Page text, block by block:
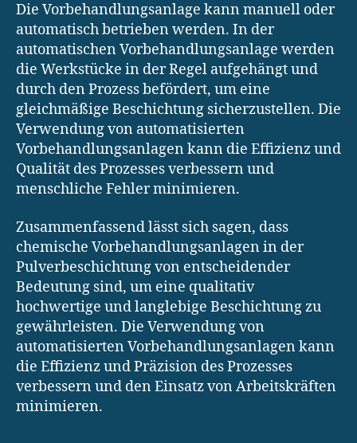
Die Vorbehandlungsanlage kann manuell oder
automatisch betrieben werden. In der
automatischen Vorbehandlungsanlage werden
die Werkstücke in der Regel aufgehängt und
durch den Prozess befördert, um eine
gleichmäßige Beschichtung sicherzustellen. Die
Verwendung von automatisierten
Vorbehandlungsanlagen kann die Effizienz und
Qualität des Prozesses verbessern und
menschliche Fehler minimieren.
Zusammenfassend lässt sich sagen, dass
chemische Vorbehandlungsanlagen in der
Pulverbeschichtung von entscheidender
Bedeutung sind, um eine qualitativ
hochwertige und langlebige Beschichtung zu
gewährleisten. Die Verwendung von
automatisierten Vorbehandlungsanlagen kann
die Effizienz und Präzision des Prozesses
verbessern und den Einsatz von Arbeitskräften
minimieren.